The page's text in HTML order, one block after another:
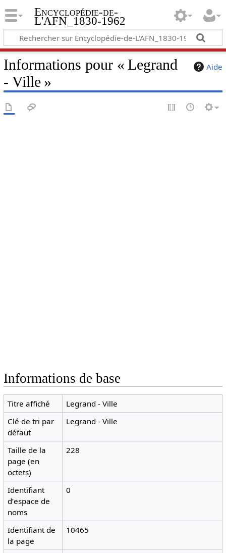
Encyclopédie-de-
L'AFN_1830-1962
Aide
Informations pour « Legrand
- Ville »
Informations de base
Titre affiché
Legrand - Ville
Clé de tri par
défaut
Legrand - Ville
Taille de la
page (en
octets)
228
Identifiant
dʼespace de
noms
0
Identifiant de
la page
10465